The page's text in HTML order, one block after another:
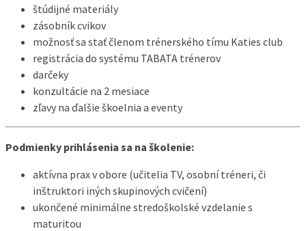
štúdijné materiály
zásobník cvikov
možnosť sa stať členom trénerského tímu Katies club
registrácia do systému TABATA trénerov
darčeky
konzultácie na 2 mesiace
zľavy na ďalšie škoelnia a eventy
Podmienky prihlásenia sa na školenie:
aktívna prax v obore (učitelia TV, osobní tréneri, či
inštruktori iných skupinových cvičení)
ukončené minimálne stredoškolské vzdelanie s
maturitou